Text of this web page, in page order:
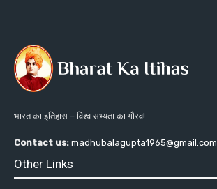
भारत का इतिहास – विश्व सभ्यता का गौरव!
Contact us: madhubalagupta1965@gmail.com
Other Links